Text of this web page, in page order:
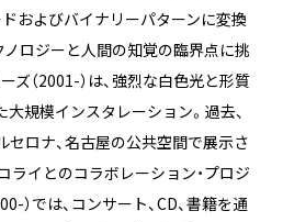
およびバイナリーパターンに変換
ロジーと人間の知覚の臨界点に挑
ズ（2001-）は、強烈な白色光と形質
規模インスタレーション。過去、
セロナ、名古屋の公共空間で展示さ
ライとのコラボレーション・プロジ
）では、コンサート、CD、書籍を通